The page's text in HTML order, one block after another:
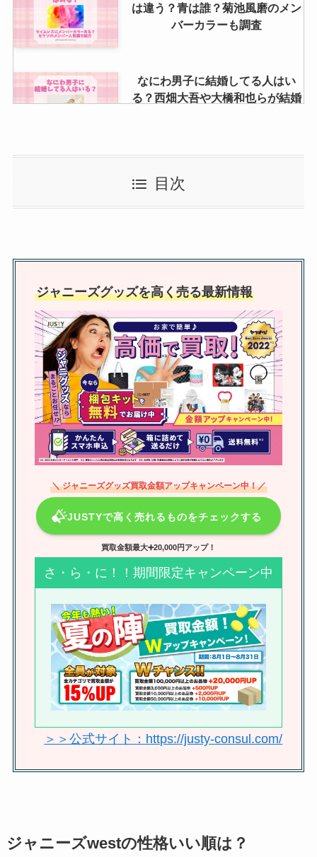
は違う？青は誰？菊池風磨のメン
バーカラーも調査
なにわ男子に結婚してる人はい
る？西畑大吾や大橋和也らが結婚
やiDOME収録曲？才能や
SnowMan楽曲の振付師も紹介
ジャスティの買取で連絡来ないこ
れないなどの噂も調査
ジャニーズの公式写真は買取して
くれる？買取相場やおすすめの買
取店舗なども解説
ジャニーズグッズが買える中古店
舗はある？人気のジャニランドや
ジャニーズが熱愛を認めたのは
誰？彼女いる人の交際相手は？熱
愛報道がない人は？
ジャニーズグッズ買取で口コミが
悪いとことは？安全・おすすめ業
者や持ち込み有無も調査！
ジャニーズアクスタの定価は？サ
イズや送料、どこで買えるかや公
式も調査！
目次
ジャニーズグッズを高く売る最新情報
＼ ジャニーズグッズ買取金額アップキャンペーン中！／
JUSTYで高く売れるものをチェックする
買取金額最大➕20,000円アップ！
さ・ら・に！！期間限定キャンペーン中
＞＞公式サイト：https://justy-consul.com/
ジャニーズwestの性格いい順は？